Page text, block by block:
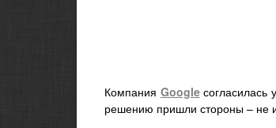
Компания Googleсогласилась
решению пришли стороны – не